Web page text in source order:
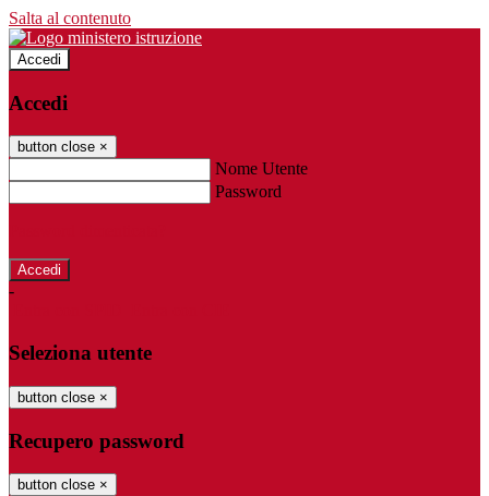
Salta al contenuto
Accedi
Accedi
button close ×
Nome Utente
Password
-
Seleziona utente
button close ×
Recupero password
button close ×